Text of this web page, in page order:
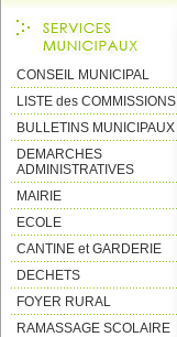
CONSEIL MUNICIPAL
LISTE des COMMISSIONS
BULLETINS MUNICIPAUX
DEMARCHES
ADMINISTRATIVES
MAIRIE
ECOLE
CANTINE et GARDERIE
DECHETS
FOYER RURAL
RAMASSAGE SCOLAIRE